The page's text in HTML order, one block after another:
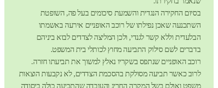
בסיום החקירה הנגדית והשמעת סיכומים בעל פה, השופטת
השתכנעה שאכן נפילתו של רוכב האופניים אירעה באשמתו
הבלעדית וללא קשר לגנדי, ולכן המליצה לצדדים לבוא ביניהם
בדברים לשם סילוק התביעה מחוץ לכותלי בית המשפט.
רוכב האופניים שנתפס בשקריו נאלץ למשוך את תביעתו חזרה.
לרוב כאשר תביעה מסולקת בהסכמת הצדדים, לא נקבעות הוצאות
משפט ואולם בשל המקרה החריג והעובדה שהתביעה כולה ביסודה